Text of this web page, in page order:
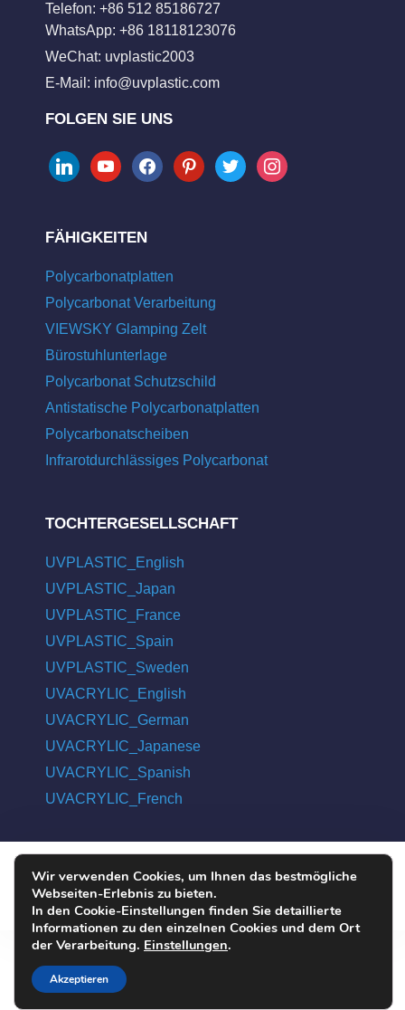
Telefon: +86 512 85186727
WhatsApp: +86 18118123076
WeChat: uvplastic2003
E-Mail: info@uvplastic.com
FOLGEN SIE UNS
linkedinyoutubefacebookpinteresttwitter instagram
FÄHIGKEITEN
Polycarbonatplatten
Polycarbonat Verarbeitung
VIEWSKY Glamping Zelt
Bürostuhlunterlage
Polycarbonat Schutzschild
Antistatische Polycarbonatplatten
Polycarbonatscheiben
Infrarotdurchlässiges Polycarbonat
TOCHTERGESELLSCHAFT
UVPLASTIC_English
UVPLASTIC_Japan
UVPLASTIC_France
UVPLASTIC_Spain
UVPLASTIC_Sweden
UVACRYLIC_English
UVACRYLIC_German
UVACRYLIC_Japanese
UVACRYLIC_Spanish
UVACRYLIC_French
COPYRIGHT © 2004 - 2026 UVPLASTIC MATERIAL TECHNOLOGY
CO., LTD. ALL RIGHTS RESERVED
Wir verwenden Cookies, um Ihnen das bestmögliche
Webseiten-Erlebnis zu bieten.
In den Cookie-Einstellungen finden Sie detaillierte
Informationen zu den einzelnen Cookies und dem Ort
der Verarbeitung. Einstellungen.
Akzeptieren